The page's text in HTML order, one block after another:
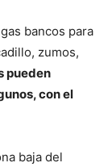
bancos para
zumos,
pueden
con el
baja del